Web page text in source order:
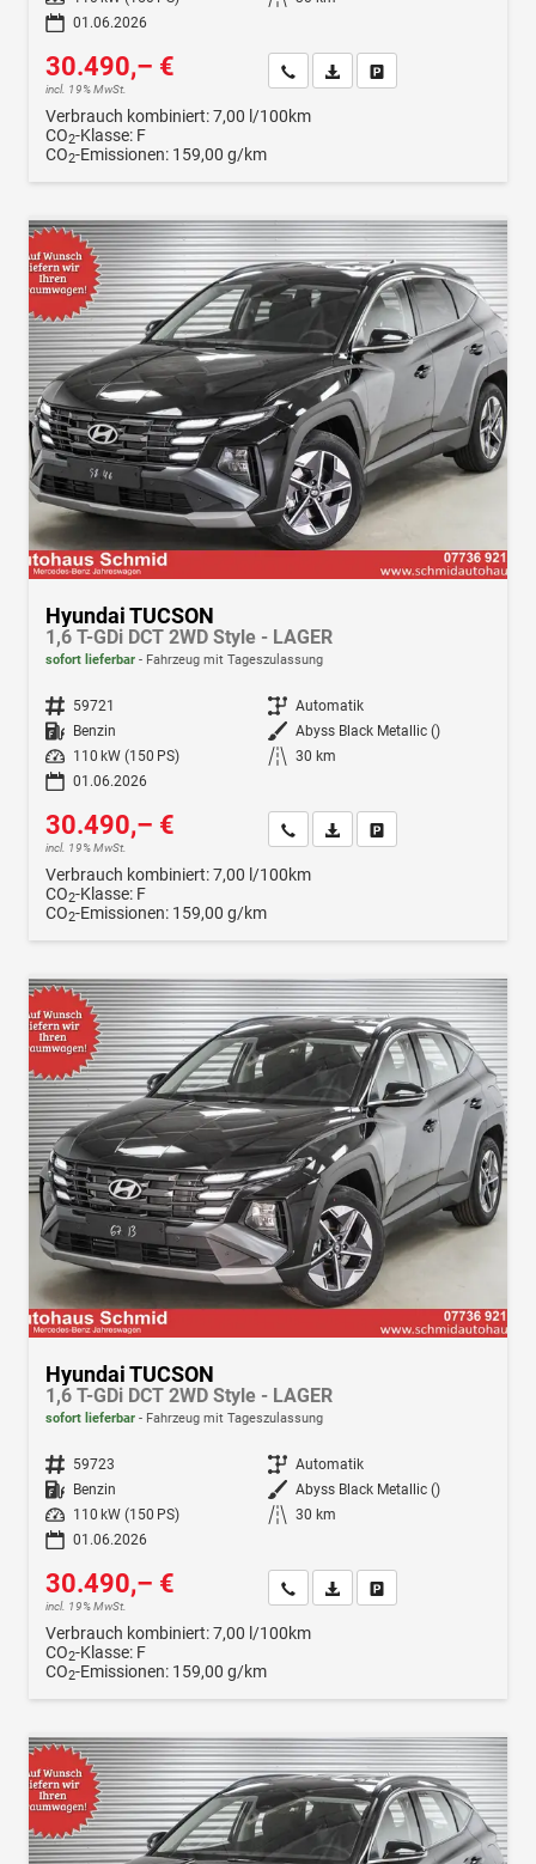
01.06.2026
30.490,– €
incl. 19% MwSt.
Wir rufen Sie anFahrzeugexposé (PDF)
Verbrauch kombiniert:7,00 l/100km
CO2-Klasse: F
CO2-Emissionen: 159,00 g/km
Hyundai TUCSON
1,6 T-GDi DCT 2WD Style - LAGER
sofort lieferbar Fahrzeug mit Tageszulassung
Fahrzeugnr. 59721 Getriebe Automatik
Kraftstoff Benzin Außenfarbe Abyss Black Metallic ()
Leistung
110 kW (150 PS) Kilometerstand 30 km
01.06.2026
30.490,– €
incl. 19% MwSt.
Wir rufen Sie anFahrzeugexposé (PDF)
Verbrauch kombiniert:7,00 l/100km
CO2-Klasse: F
CO2-Emissionen: 159,00 g/km
Hyundai TUCSON
1,6 T-GDi DCT 2WD Style - LAGER
sofort lieferbar Fahrzeug mit Tageszulassung
Fahrzeugnr. 59723 Getriebe Automatik
Kraftstoff Benzin Außenfarbe Abyss Black Metallic ()
Leistung
110 kW (150 PS) Kilometerstand 30 km
01.06.2026
30.490,– €
incl. 19% MwSt.
Wir rufen Sie anFahrzeugexposé (PDF)
Verbrauch kombiniert:7,00 l/100km
CO2-Klasse: F
CO2-Emissionen: 159,00 g/km